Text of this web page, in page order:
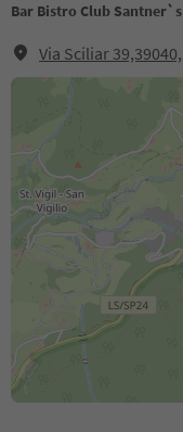
Bar Bistro Club Santner`s
Via Sciliar